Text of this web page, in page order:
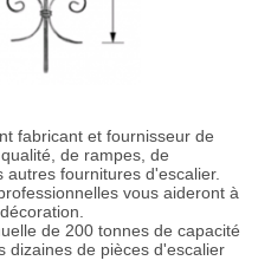
fabricant et fournisseur de
de rampes, de
fournitures d'escalier.
vous aideront à
de 200 tonnes de capacité
dizaines de pièces d'escalier